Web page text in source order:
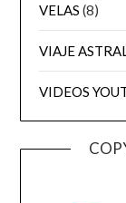
VELAS (8)
VIAJE
VIDEOS